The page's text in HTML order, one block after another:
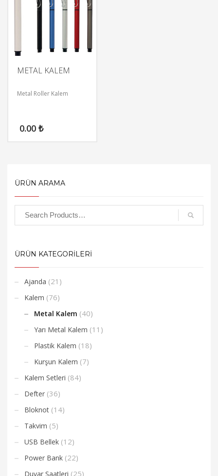
METAL KALEM
Metal Roller Kalem
0.00 ₺
ÜRÜN ARAMA
ÜRÜN KATEGORİLERİ
Ajanda (21)
Kalem (76)
Metal Kalem (40)
Yarı Metal Kalem (11)
Plastik Kalem (18)
Kurşun Kalem (7)
Kalem Setleri (84)
Defter (36)
Bloknot (14)
Takvim (5)
USB Bellek (12)
Power Bank (22)
Duvar Saatleri (25)